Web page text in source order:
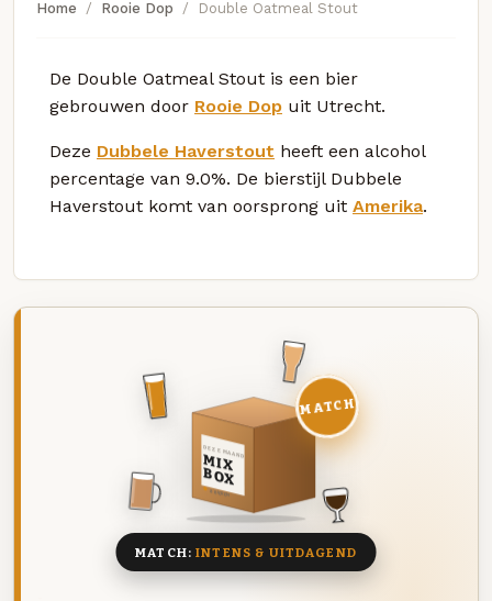
Home Rooie Dop Double Oatmeal Stout
De Double Oatmeal Stout is een bier
gebrouwen door Rooie Dop uit Utrecht.
Deze Dubbele Haverstout heeft een alcohol
percentage van 9.0%. De bierstijl Dubbele
Haverstout komt van oorsprong uit Amerika.
DEZE MAAND
MIX
BOX
8 BIEREN
MATCH
MATCH:INTENS & UITDAGEND